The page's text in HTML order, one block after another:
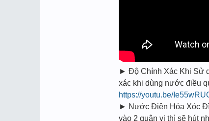
► Độ Chính Xác Khi Sử
xác khi dùng nước điều
https://youtu.be/
► Nước Điện Hóa Xóc
vào 2 quân vị thì sẽ hút